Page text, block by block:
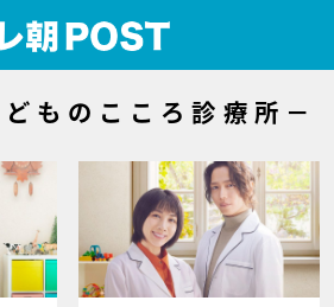
ものこころ診療所－